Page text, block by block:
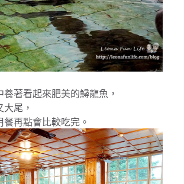
著看起來肥美的鱘龍魚，
尾，
再點會比較吃完。